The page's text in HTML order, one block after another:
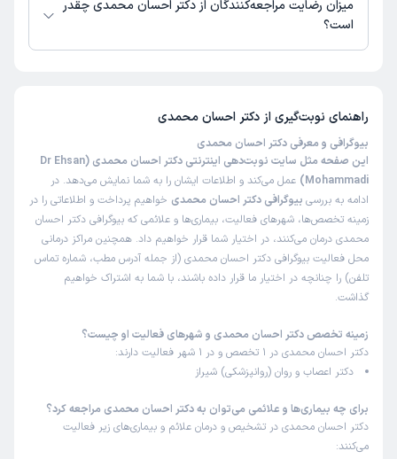
این پزشک را پیشنهاد میکنم
زمان انتظار:
کاربر دکترتو
این پزشک را پیشنهاد میکنم
زمان انتظار:45-90 دقیقه
به جرات میتونم بگم باهوش ترین پزشکی هستند که تا حالا در
عمرم دیدم و همین طور متواضع و با اخلاق هر نوع اختلال و
بیماری تو تخصص خودشون در صدم ثانیه تشخیص میدن
ایشون واقعا یه نابغه ان خیلی کمک ام کردن یه خیلی خیلی
علت مراجعه: اضطراب
محسن
نوبت مطب از دکترتو
1404/04/21
این پزشک را پیشنهاد میکنم
میزان رضایت مراجعه‌کنندگان از دکتر احسان محمدی چقدر
است؟
راهنمای نوبت‌گیری از دکتر احسان محمدی
بیوگرافی و معرفی دکتر احسان محمدی
این صفحه مثل سایت نوبت‌دهی اینترنتی دکتر احسان محمدی (Dr Ehsan
Mohammadi)
عمل می‌کند و اطلاعات ایشان را به شما نمایش می‌دهد. در
ادامه به بررسی بیوگرافی دکتر احسان محمدی خواهیم پرداخت و اطلاعاتی را در
زمینه تخصص‌ها، شهرهای فعالیت، بیماری‌ها و علائمی که بیوگرافی دکتر احسان
محمدی درمان می‌کنند، در اختیار شما قرار خواهیم داد. همچنین مراکز درمانی
محل فعالیت بیوگرافی دکتر احسان محمدی (از جمله آدرس مطب، شماره تماس
تلفن) را چنانچه در اختیار ما قرار داده باشند، با شما به اشتراک خواهیم
گذاشت.
زمینه تخصص دکتر احسان محمدی و شهرهای فعالیت او چیست؟
دکتر احسان محمدی در 1 تخصص و در 1 شهر فعالیت دارند:
دکتر اعصاب و روان (روانپزشکی) شیراز
برای چه بیماری‌ها و علائمی می‌توان به دکتر احسان محمدی مراجعه کرد؟
دکتر احسان محمدی در تشخیص و درمان علائم و بیماری‌های زیر فعالیت
می‌کنند: